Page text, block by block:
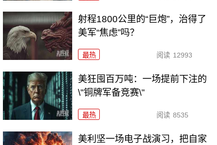
射程1800公里的“巨炮”，治得了
美军“焦虑”吗？
最热 阅读 12993
美狂囤百万吨：一场提前下注的
\"铜牌军备竞赛\"
最热 阅读 8535
美利坚一场电子战演习，把自家